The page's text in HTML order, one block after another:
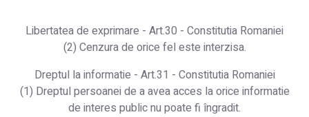
Libertatea de exprimare - Art.30 - Constitutia Romaniei
(2) Cenzura de orice fel este interzisa.
Dreptul la informatie - Art.31 - Constitutia Romaniei
(1) Dreptul persoanei de a avea acces la orice informatie
de interes public nu poate fi îngradit.